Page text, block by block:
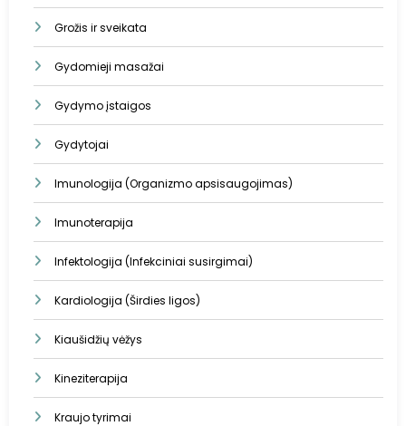
Grožis ir sveikata
Gydomieji masažai
Gydymo įstaigos
Gydytojai
Imunologija (Organizmo apsisaugojimas)
Imunoterapija
Infektologija (Infekciniai susirgimai)
Kardiologija (Širdies ligos)
Kiaušidžių vėžys
Kineziterapija
Kraujo tyrimai